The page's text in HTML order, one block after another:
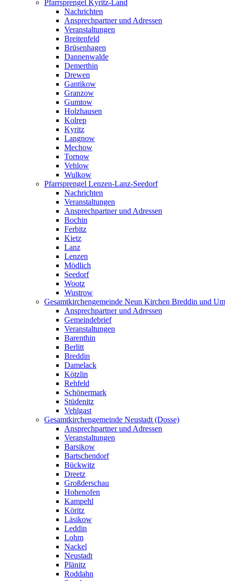
Pfarrsprengel Kyritz-Land
Nachrichten
Ansprechpartner und Adressen
Veranstaltungen
Breitenfeld
Brüsenhagen
Dannenwalde
Demerthin
Drewen
Gantikow
Granzow
Gumtow
Holzhausen
Kolrep
Kyritz
Langnow
Mechow
Tornow
Vehlow
Wulkow
Pfarrsprengel Lenzen-Lanz-Seedorf
Nachrichten
Veranstaltungen
Ansprechpartner und Adressen
Bochin
Ferbitz
Kietz
Lanz
Lenzen
Mödlich
Seedorf
Wootz
Wustrow
Gesamtkirchengemeinde Neun Kirchen Breddin und
Ansprechpartner und Adressen
Gemeindebrief
Veranstaltungen
Barenthin
Berlitt
Breddin
Damelack
Kötzlin
Rehfeld
Schönermark
Stüdenitz
Vehlgast
Gesamtkirchengemeinde Neustadt (Dosse)
Ansprechpartner und Adressen
Veranstaltungen
Barsikow
Bartschendorf
Bückwitz
Dreetz
Großderschau
Hohenofen
Kampehl
Köritz
Läsikow
Leddin
Lohm
Nackel
Neustadt
Plänitz
Roddahn